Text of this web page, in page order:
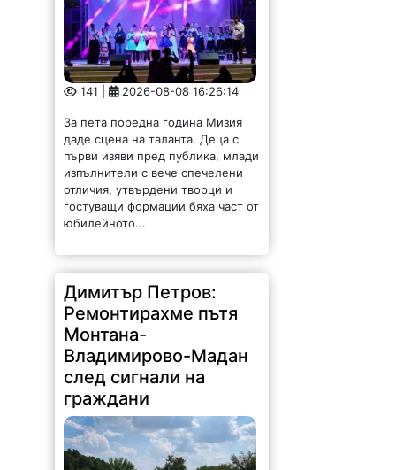
141 | 2026-08-08 16:26:14
За пета поредна година Мизия
даде сцена на таланта. Деца с
изпълнители с вече спечелени
отличия, утвърдени творци и
гостуващи формации бяха част от
юбилейното...
Ремонтирахме пътя
Монтана-
Владимирово-Мадан
след сигнали на
граждани